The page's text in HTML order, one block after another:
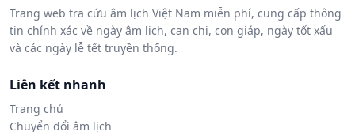
Trang web tra cứu âm lịch Việt Nam miễn phí, cung cấp thông
tin chính xác về ngày âm lịch, can chi, con giáp, ngày tốt xấu
và các ngày lễ tết truyền thống.
Liên kết nhanh
Trang chủ
Chuyển đổi âm lịch